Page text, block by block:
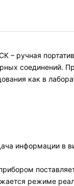
– ручная
соединений.
как в
информации в
режиме